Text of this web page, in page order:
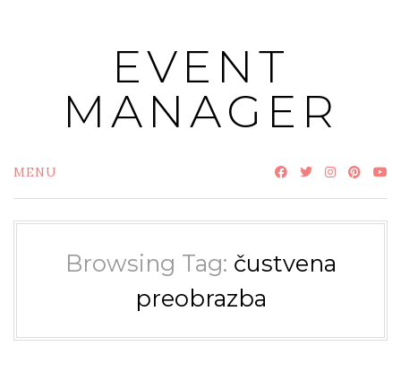
EVENT
MANAGER
MENU
Browsing Tag: čustvena
preobrazba